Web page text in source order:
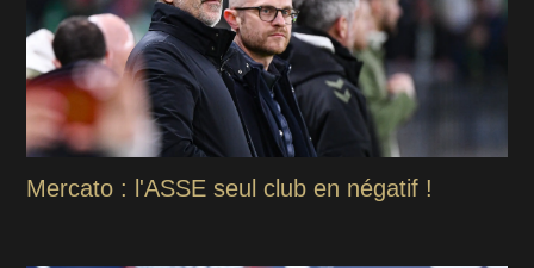
Mercato : l'ASSE seul club en négatif !